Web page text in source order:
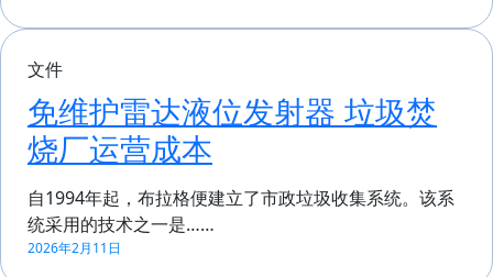
文件
免维护雷达液位发射器 垃圾焚
烧厂运营成本
自1994年起，布拉格便建立了市政垃圾收集系统。该系
统采用的技术之一是……
2026年2月11日